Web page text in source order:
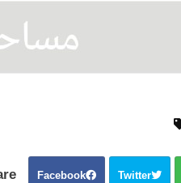
Facebook Twitter